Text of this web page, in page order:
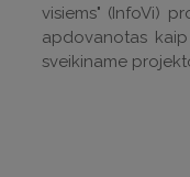
visiems" (InfoVi)
apdovanotas kaip
sveikiname